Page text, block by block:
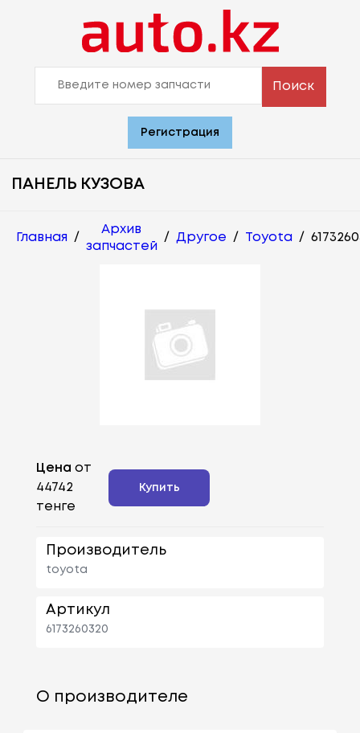
Поиск
Регистрация
ПАНЕЛЬ КУЗОВА
Главная /
Архив
запчастей
/ Другое / Toyota /
Цена от
44742
тенге
Купить
Производитель
toyota
Артикул
6173260320
О производителе